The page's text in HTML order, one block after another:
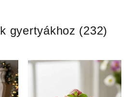
gyertyákhoz (232)